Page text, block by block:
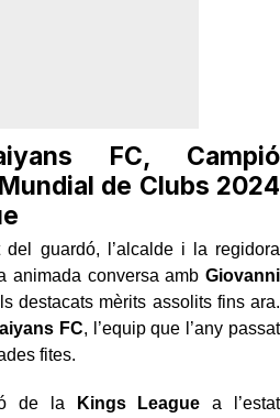
FC, Campió
de Clubs 2024
guardó, l’alcalde i la regidora
animada conversa amb Giovanni
destacats mèrits assolits fins ara.
FC, l’equip que l’any passat
fites.
de la Kings League a l’estat